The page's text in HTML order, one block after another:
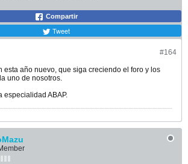
Compartir
Tweet
#164
esta año nuevo, que siga creciendo el foro y los
uno de nosotros.
especialidad ABAP.